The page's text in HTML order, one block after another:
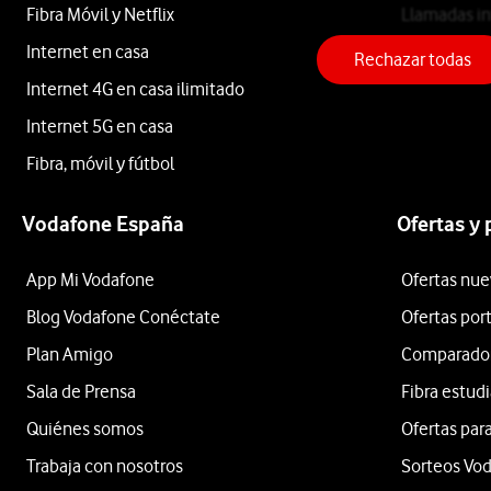
Fibra
Preguntas
Frecuentes
¿Cómo
comprobar
si
tengo
comprueba
antes
contratar
la
fibra
si
cobertura
Vodafone.
de
instalación
Fibra Móvil y Netflix
Internet en casa
Internet 4G en casa ilimitado
Internet 5G en casa
Fibra, móvil y fútbol
Llamadas
Teléfono fijo
Vodafone España
App Mi Vodafone
Blog Vodafone Conéctate
Plan Amigo
Sala de Prensa
Quiénes somos
Trabaja con nosotros
Ofertas y
Ofertas
Ofertas
Fibra
Ofertas
Sorteos
Rechazar todas